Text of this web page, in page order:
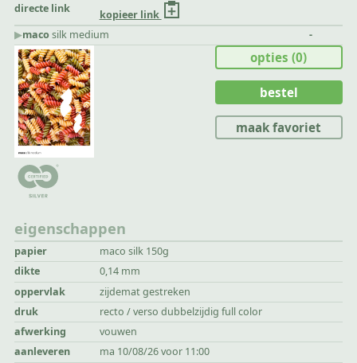
directe link
kopieer link
▶︎macosilk medium -
eigenschappen
papier
maco silk 150g
dikte
0,14 mm
oppervlak
zijdemat gestreken
druk
recto / verso dubbelzijdig full color
afwerking
vouwen
aanleveren
ma 10/08/26 voor 11:00
opties(0)
bestel
maak favoriet